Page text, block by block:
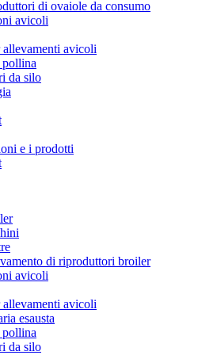
di ovaiole da consumo
avicoli
avicoli
pollina
da silo
e i prodotti
di riproduttori broiler
avicoli
avicoli
esausta
pollina
da silo